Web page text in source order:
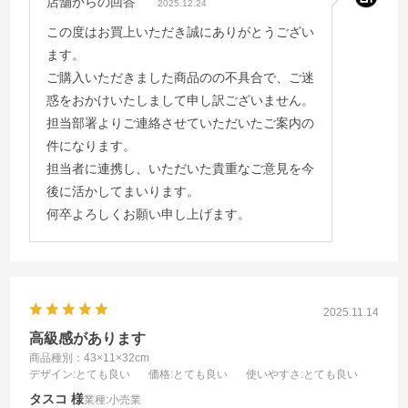
2025.12.24
この度はお買上いただき誠にありがとうござい
ます。
ご購入いただきました商品のの不具合で、ご迷
惑をおかけいたしまして申し訳ございません。
担当部署よりご連絡させていただいたご案内の
件になります。
担当者に連携し、いただいた貴重なご意見を今
後に活かしてまいります。
何卒よろしくお願い申し上げます。
2025.11.14
高級感があります
商品種別：43×11×32cm
デザイン:とても良い 価格:とても良い 使いやすさ :とても良い
タスコ 業種:小売業